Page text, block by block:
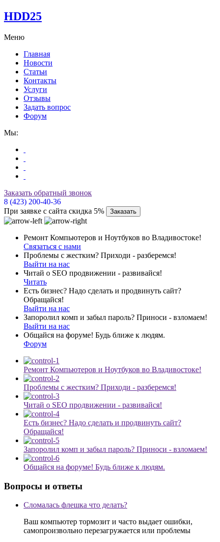
HDD25
Меню
Главная
Новости
Статьи
Контакты
Услуги
Отзывы
Задать вопрос
Форум
Мы:
Заказать обратный звонок
8 (423) 200-40-36
При заявке с сайта скидка 5%
Заказать
Ремонт Компьютеров и Ноутбуков во Владивостоке!
Связаться с нами
Проблемы с жестким? Приходи - разберемся!
Выйти на нас
Читай о SEO продвижении - развивайся!
Читать
Есть бизнес? Надо сделать и продвинуть сайт?
Обращайся!
Выйти на нас
Запоролил комп и забыл пароль? Приноси - взломаем!
Выйти на нас
Общайся на форуме! Будь ближе к людям.
Форум
Ремонт Компьютеров и Ноутбуков во Владивостоке!
Проблемы с жестким? Приходи - разберемся!
Читай о SEO продвижении - развивайся!
Есть бизнес? Надо сделать и продвинуть сайт?
Обращайся!
Запоролил комп и забыл пароль? Приноси - взломаем!
Общайся на форуме! Будь ближе к людям.
Вопросы и ответы
Сломалась флешка что делать?
Ваш компьютер тормозит и часто выдает ошибки,
самопроизвольно перезагружается или проблемы